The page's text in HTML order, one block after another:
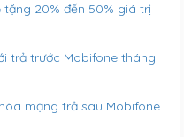
20% đến 50% giá trị
trả trước Mobifone tháng
mạng trả sau Mobifone